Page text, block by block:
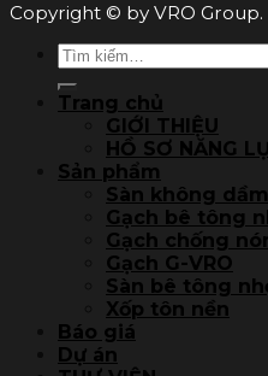
Copyright © by VRO Group.
Tìm
kiếm:
Trang chủ
GIỚI THIỆU
HỒ SƠ NĂNG
Sản phẩm
Sàn không dầm
Gạch bê tông
Gạch chống
Gạch G-VRO
Sàn bê tông
Xốp tôn nền
Báo giá
Dự án